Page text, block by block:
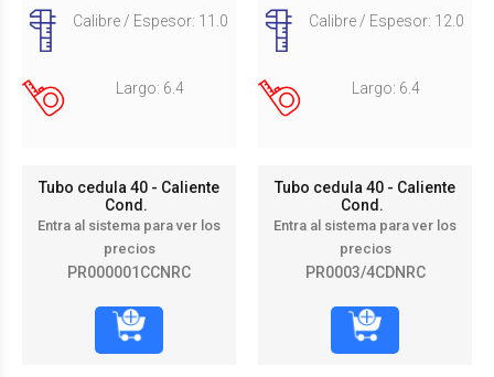
Calibre / Espesor: 11.0
Largo: 6.4
Tubo cedula 40 - Caliente
Cond.
Entra al sistema para ver los
precios
PR000001CCNRC
Calibre / Espesor: 12.0
Largo: 6.4
Tubo cedula 40 - Caliente
Cond.
Entra al sistema para ver los
precios
PR0003/4CDNRC